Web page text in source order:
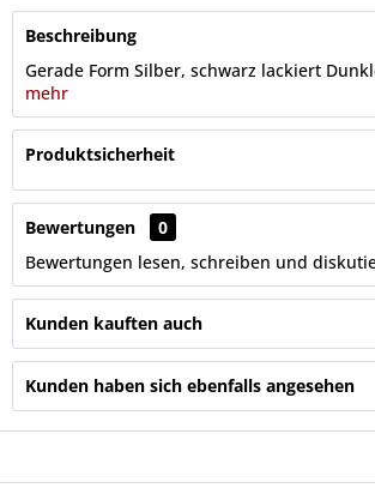
Beschreibung
Gerade Form Silber, schwarz lackiert
mehr
Produktsicherheit
Bewertungen
0
Bewertungen lesen, schreiben und
Kunden kauften auch
Kunden haben sich ebenfalls angesehen